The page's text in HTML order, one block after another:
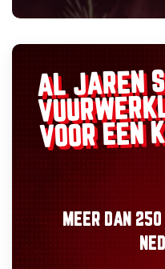
AL JAREN
VOOR EEN
MEER DAN 250